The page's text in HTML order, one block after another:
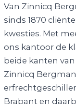
Van Zinnicq
sinds 1870
kwesties. Met
ons kantoor de
beide kanten van
Zinnicq
Brabant en